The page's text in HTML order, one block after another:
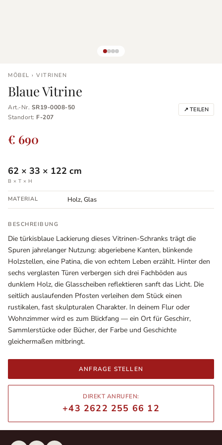
MÖBEL › VITRINEN
Blaue Vitrine
Art.-Nr. SR19-0008-50
Standort: F-207
↗ TEILEN
€ 690
62 × 33 × 122 cm
B × T × H
MATERIAL Holz, Glas
BESCHREIBUNG
Die türkisblaue Lackierung dieses Vitrinen-Schranks trägt die
Spuren jahrelanger Nutzung: abgeriebene Kanten, blinkende
Holzstellen, eine Patina, die von echtem Leben erzählt. Hinter den
sechs verglasten Türen verbergen sich drei Fachböden aus
dunklem Holz, die Glasscheiben reflektieren sanft das Licht. Die
seitlich auslaufenden Pfosten verleihen dem Stück einen
rustikalen, fast skulpturalen Charakter. In deinem Flur oder
Wohnzimmer wird es zum Blickfang — ein Ort für Geschirr,
Sammlerstücke oder Bücher, der Farbe und Geschichte
gleichermaßen mitbringt.
ANFRAGE STELLEN
DIREKT ANRUFEN:
+43 2622 255 66 12
Wiener Straße – Werkstraße 111
2700 Wiener Neustadt
+43 2622 255 66 12